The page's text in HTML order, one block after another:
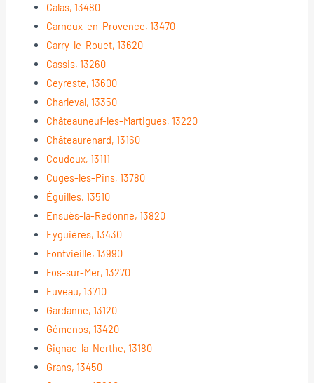
Calas, 13480
Carnoux-en-Provence, 13470
Carry-le-Rouet, 13620
Cassis, 13260
Ceyreste, 13600
Charleval, 13350
Châteauneuf-les-Martigues, 13220
Châteaurenard, 13160
Coudoux, 13111
Cuges-les-Pins, 13780
Éguilles, 13510
Ensuès-la-Redonne, 13820
Eyguières, 13430
Fontvieille, 13990
Fos-sur-Mer, 13270
Fuveau, 13710
Gardanne, 13120
Gémenos, 13420
Gignac-la-Nerthe, 13180
Grans, 13450